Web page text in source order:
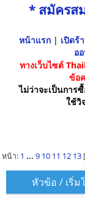
* สมัครส
หน้าแรก | เปิดร้
อ
ทางเว็บไซต์
ข้อ
ไม่ว่าจะเป็นการ
ใช้วิ
หน้า: 1 ... 9 10 11 12 13[
หัวข้อ / เริ่ม